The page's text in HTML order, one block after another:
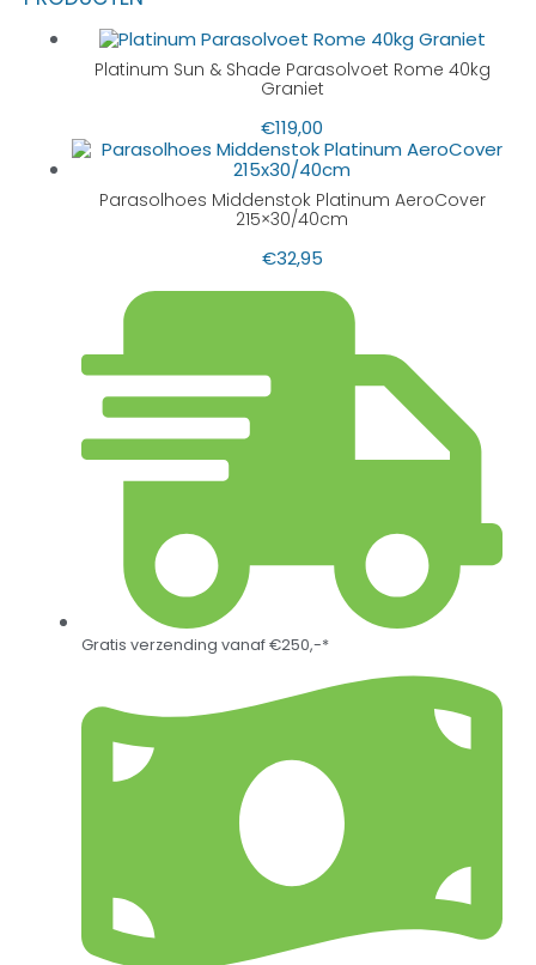
Platinum Sun & Shade Parasolvoet Rome 40kg
Graniet
€119,00
Parasolhoes Middenstok Platinum AeroCover
215×30/40cm
€32,95
Gratis verzending vanaf €250,-*